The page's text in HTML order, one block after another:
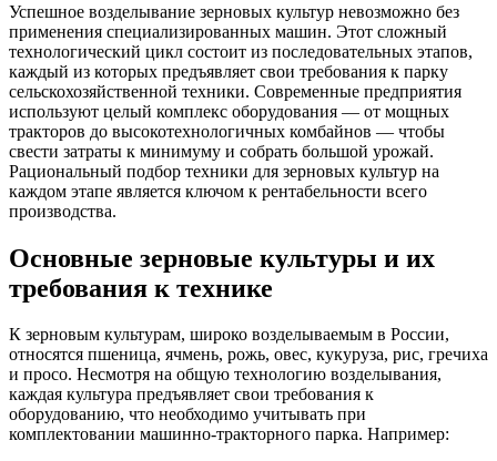
Успешное возделывание зерновых культур невозможно без
применения специализированных машин. Этот сложный
технологический цикл состоит из последовательных этапов,
каждый из которых предъявляет свои требования к парку
сельскохозяйственной техники. Современные предприятия
используют целый комплекс оборудования — от мощных
тракторов до высокотехнологичных комбайнов — чтобы
свести затраты к минимуму и собрать большой урожай.
Рациональный подбор техники для зерновых культур на
каждом этапе является ключом к рентабельности всего
производства.
Основные зерновые культуры и их
требования к технике
К зерновым культурам, широко возделываемым в России,
относятся пшеница, ячмень, рожь, овес, кукуруза, рис, гречиха
и просо. Несмотря на общую технологию возделывания,
каждая культура предъявляет свои требования к
оборудованию, что необходимо учитывать при
комплектовании машинно-тракторного парка. Например: